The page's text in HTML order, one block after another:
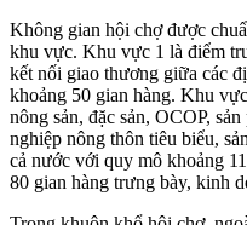
Không gian hội chợ được
khu vực. Khu vực 1 là điểm
kết nối giao thương giữa các
khoảng 50 gian hàng. Khu
nông sản, đặc sản, OCOP,
nghiệp nông thôn tiêu biểu,
cả nước với quy mô khoảng
80 gian hàng trưng bày, kinh